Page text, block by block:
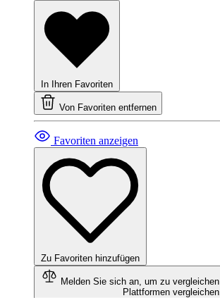
In Ihren Favoriten
Von Favoriten entfernen
Favoriten anzeigen
Zu Favoriten hinzufügen
Melden Sie sich an, um zu vergleichen
Plattformen vergleichen.